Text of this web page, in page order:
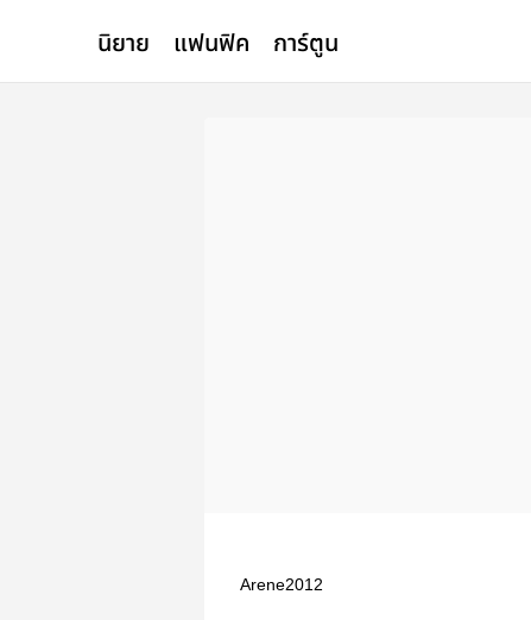
นิยาย แฟนฟิค การ์ตูน
Arene2012